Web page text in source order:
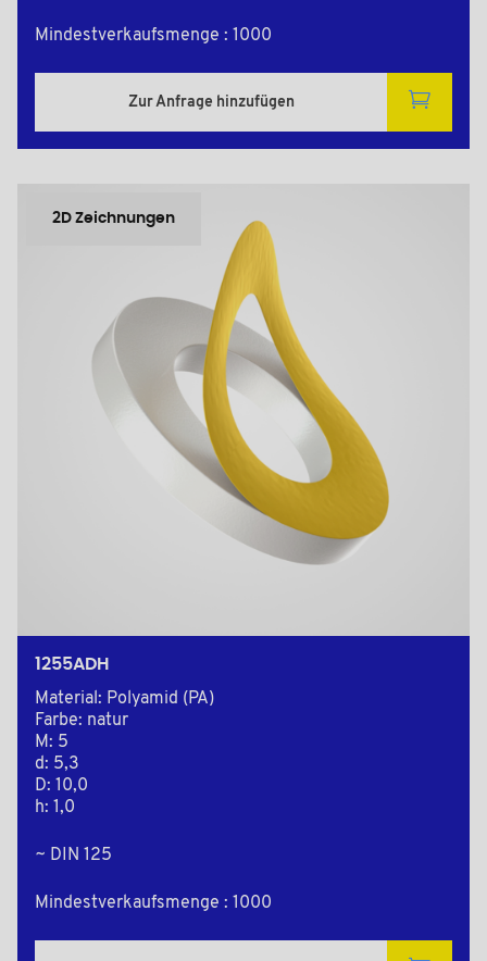
Mindestverkaufsmenge : 1000
Zur Anfrage hinzufügen
2D Zeichnungen
1255ADH
Material: Polyamid (PA)
Farbe: natur
M: 5
d: 5,3
D: 10,0
h: 1,0
~ DIN 125
Mindestverkaufsmenge : 1000